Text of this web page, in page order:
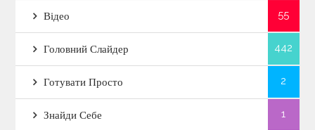
Відео 55
Головний Слайдер 442
Готувати Просто 2
Знайди Себе 1